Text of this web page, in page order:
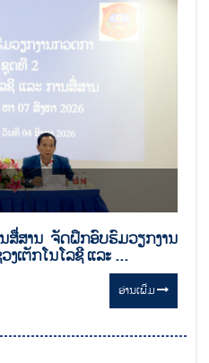
ສື່ສານ ຈັດຝຶກອົບຮົມວຽກງານ
ເຕັກໂນໂລຊີ ແລະ ...
ອ່ານ​ເພີ່ມ